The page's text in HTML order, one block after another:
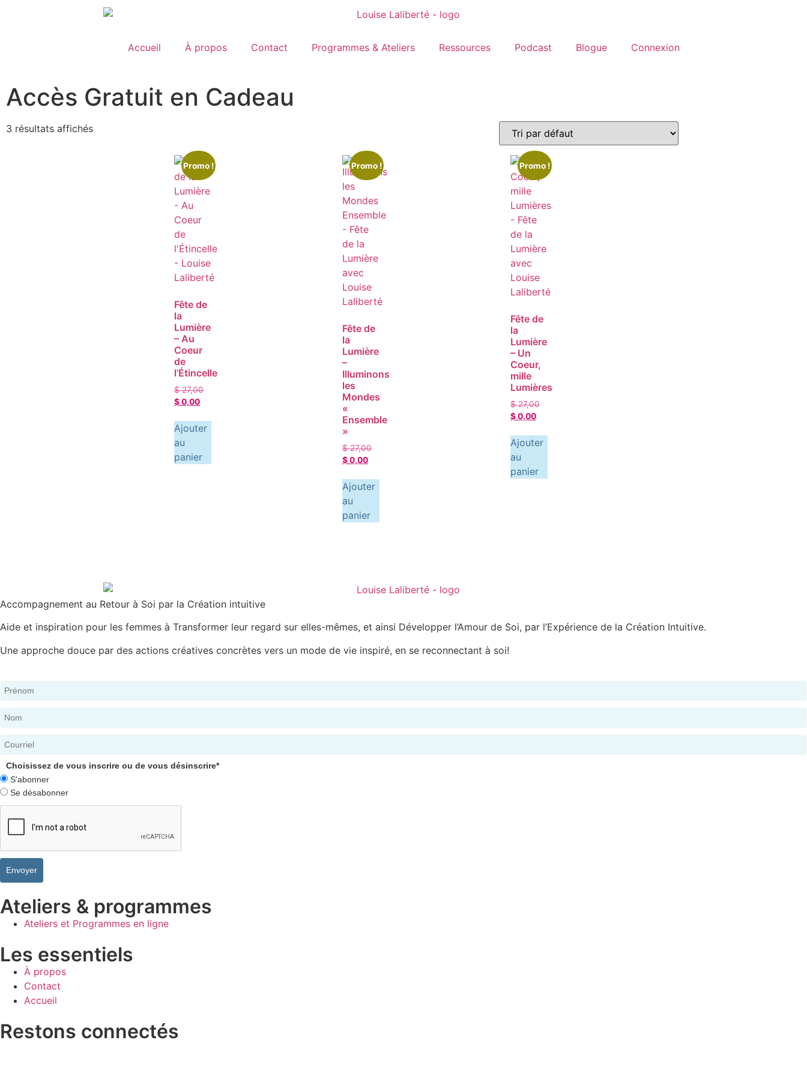
Accueil À propos Contact Programmes & Ateliers Ressources Podcast Blogue Connexion
Accès Gratuit en Cadeau
3 résultats affichés
Promo !
Fête de
la
Lumière
– Au
Coeur
de
l’Étincelle
$27,00
$0,00
Ajouter
au
panier
Promo !
Fête de
la
Lumière
–
Illuminons
les
Mondes
«
Ensemble
»
$27,00
$0,00
Ajouter
au
panier
Promo !
Fête de
la
Lumière
– Un
Coeur,
mille
Lumières
$27,00
$0,00
Ajouter
au
panier
Accompagnement au Retour à Soi par la Création intuitive
Aide et inspiration pour les femmes à Transformer leur regard sur elles-mêmes, et ainsi Développer l’Amour de Soi, par l’Expérience de la Création Intuitive.
Une approche douce par des actions créatives concrètes vers un mode de vie inspiré, en se reconnectant à soi!
Choisissez de vous inscrire ou de vous désinscrire*
S'abonner
Se désabonner
Envoyer
Ateliers & programmes
Ateliers et Programmes en ligne
Les essentiels
À propos
Contact
Accueil
Restons connectés